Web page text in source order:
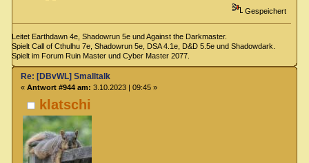
Gespeichert
Leitet Earthdawn 4e, Shadowrun 5e und Against the Darkmaster.
Spielt Call of Cthulhu 7e, Shadowrun 5e, DSA 4.1e, D&D 5.5e und Shadowdark.
Spielt im Forum Ruin Master und Cyber Master 2077.
klatschi
Re: [DBvWL] Smalltalk
« Antwort #944 am: 3.10.2023 | 09:45 »